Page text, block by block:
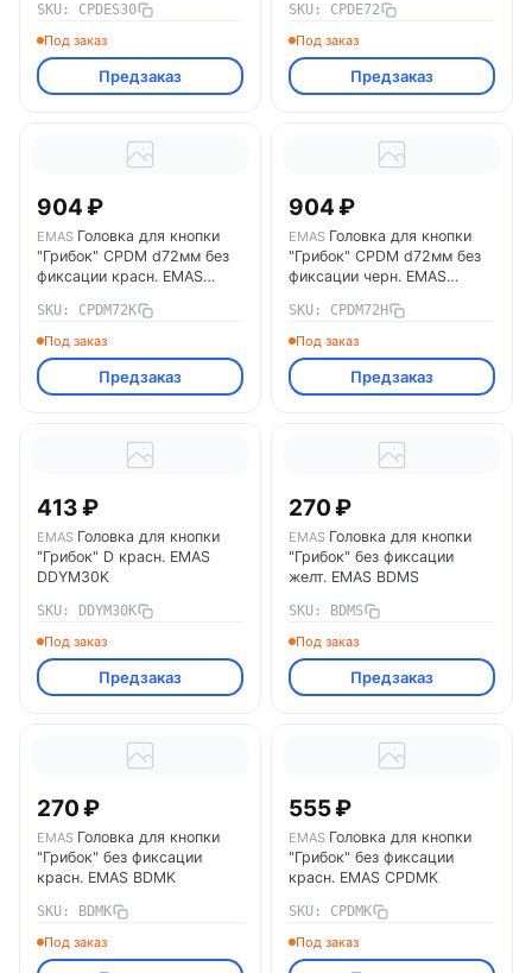
CPDES30
SKU: CPDES30
Под заказ
Предзаказ
SKU: CPDE72
Под заказ
Предзаказ
904 ₽
EMAS Головка для кнопки
"Грибок" CPDM d72мм без
фиксации красн. EMAS
SKU: CPDM72K
Под заказ
Предзаказ
904 ₽
EMAS Головка для кнопки
"Грибок" CPDM d72мм без
фиксации черн. EMAS
SKU: CPDM72H
Под заказ
Предзаказ
413 ₽
EMAS Головка для кнопки
"Грибок" D красн. EMAS
DDYM30K
SKU: DDYM30K
Под заказ
Предзаказ
270 ₽
EMAS Головка для кнопки
"Грибок" без фиксации
желт. EMAS BDMS
SKU: BDMS
Под заказ
Предзаказ
270 ₽
EMAS Головка для кнопки
"Грибок" без фиксации
красн. EMAS BDMK
SKU: BDMK
Под заказ
555 ₽
EMAS Головка для кнопки
"Грибок" без фиксации
красн. EMAS CPDMK
SKU: CPDMK
Под заказ